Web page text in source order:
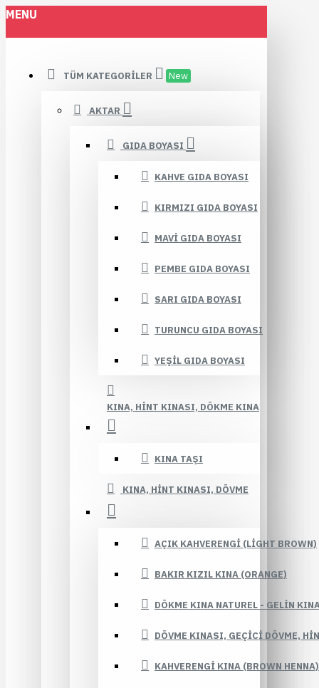
MENU
TÜM KATEGORILER New
AKTAR
GIDA BOYASI
KAHVE GIDA BOYASI
KIRMIZI GIDA BOYASI
MAVI GIDA BOYASI
PEMBE GIDA BOYASI
SARI GIDA BOYASI
TURUNCU GIDA BOYASI
YEŞIL GIDA BOYASI
KINA, HINT KINASI, DÖKME KINA
KINA TAŞI
KINA, HINT KINASI, DÖVME
AÇIK KAHVERENGI (LIGHT BROWN)
BAKIR KIZIL KINA (ORANGE)
DÖKME KINA NATUREL - GELIN
DÖVME KINASI, GEÇICI DÖVME,
KAHVERENGI KINA (BROWN HENNA)